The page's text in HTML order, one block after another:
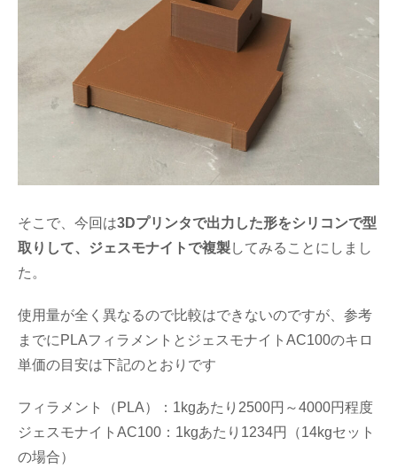
そこで、今回は3Dプリンタで出力した形をシリコンで型
取りして、ジェスモナイトで複製してみることにしまし
た。
使用量が全く異なるので比較はできないのですが、参考
までにPLAフィラメントとジェスモナイトAC100のキロ
単価の目安は下記のとおりです
フィラメント（PLA）：1kgあたり2500円～4000円程度
ジェスモナイトAC100：1kgあたり1234円（14kgセット
の場合）